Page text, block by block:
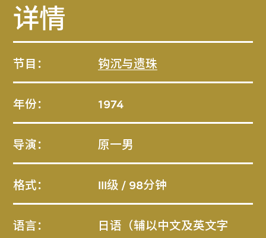
详情
节目： 钩沉与遗珠
年份： 1974
导演： 原一男
格式： III级 / 98分钟
语言：
日语（辅以中文及英文字